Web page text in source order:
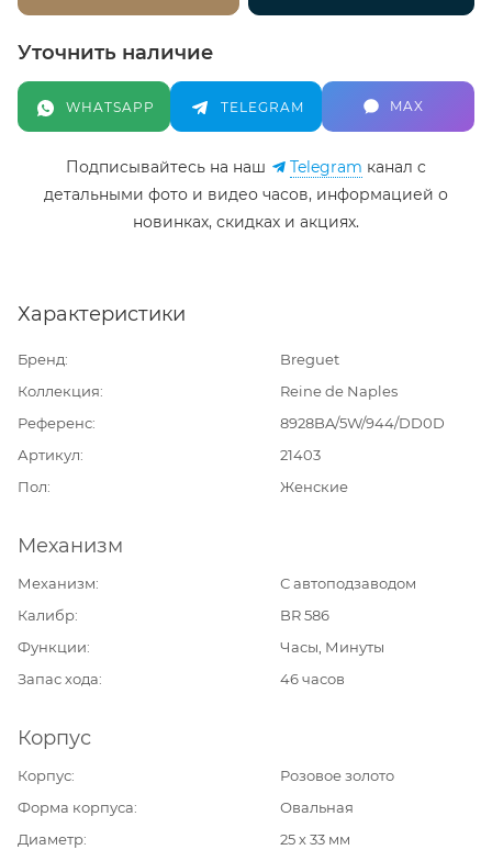
Уточнить наличие
WHATSAPP TELEGRAM MAX
Подписывайтесь на наш Telegram канал c
детальными фото и видео часов, информацией о
новинках, скидках и акциях.
Характеристики
Бренд
Breguet
Коллекция
Reine de Naples
Референс
8928BA/5W/944/DD0D
Артикул
21403
Пол
Женские
Механизм
Механизм
С автоподзаводом
Калибр
BR 586
Функции
Часы, Минуты
Запас хода
46 часов
Корпус
Корпус
Розовое золото
Форма корпуса
Овальная
Диаметр
25 х 33 мм